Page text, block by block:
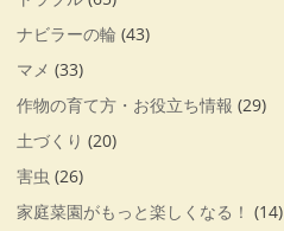
ナビラーの輪 (43)
マメ (33)
作物の育て方・お役立ち情報 (29)
土づくり (20)
害虫 (26)
家庭菜園がもっと楽しくなる！ (14)